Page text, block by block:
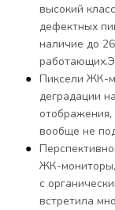
высокий
дефектных
наличие до
Пиксели ЖК-
деградации
вообще не
ЖК-мониторы,
с
встретила